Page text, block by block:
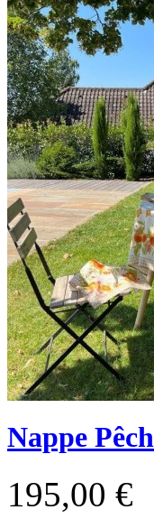
Nappe
195,00 €